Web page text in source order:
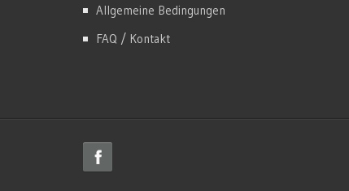
Allgemeine Bedingungen
FAQ / Kontakt